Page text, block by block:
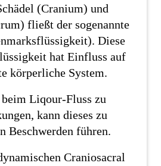
(Cranium) und
fließt der sogenannte
Diese
hat Einfluss auf
körperliche System.
Liqour-Fluss zu
kann dieses zu
Beschwerden führen.
Craniosacral